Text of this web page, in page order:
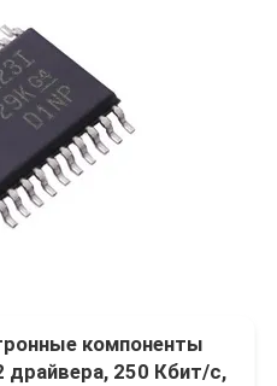
компоненты
драйвера, 250 Кбит/с,